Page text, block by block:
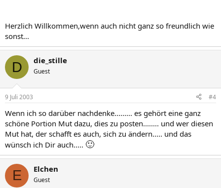
Herzlich Willkommen,wenn auch nicht ganz so freundlich wie
sonst...
D die_stille
Guest
9 Juli 2003 #4
Wenn ich so darüber nachdenke......... es gehört eine ganz
schöne Portion Mut dazu, dies zu posten........ und wer diesen
Mut hat, der schafft es auch, sich zu ändern..... und das
wünsch ich Dir auch..... 🙂
E Elchen
Guest